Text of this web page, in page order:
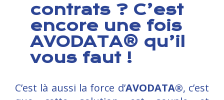
contrats ? C’est
encore une fois
AVODATA® qu’il
vous faut !
C’est là aussi la force d’AVODATA®, c’est